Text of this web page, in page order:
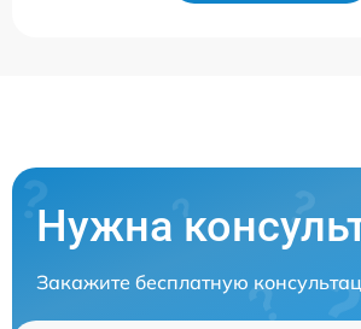
Нужна
Закажите бесплатную